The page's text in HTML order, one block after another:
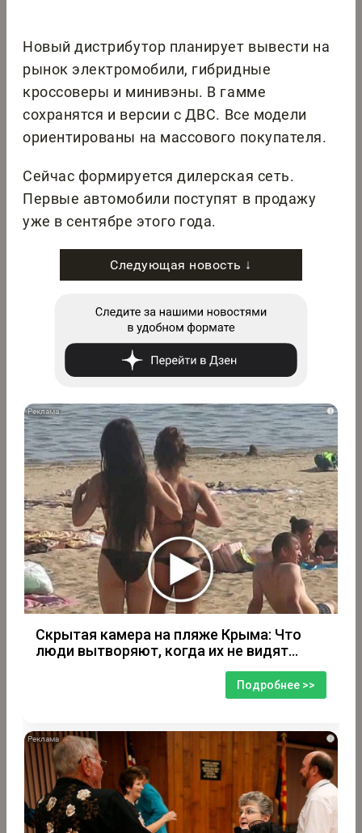
Новый дистрибутор планирует вывести на
рынок электромобили, гибридные
кроссоверы и минивэны. В гамме
сохранятся и версии с ДВС. Все модели
ориентированы на массового покупателя.
Сейчас формируется дилерская сеть.
Первые автомобили поступят в продажу
уже в сентябре этого года.
Следующая новость ↓
i
Скрытая камера на пляже Крыма: Что
люди вытворяют, когда их не видят...
Подробнее >>
i